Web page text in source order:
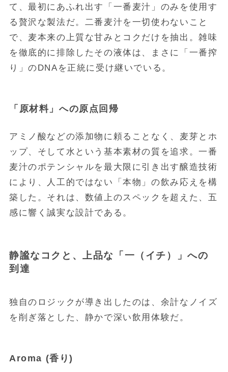
て、最初にあふれ出す「一番麦汁」のみを使用す
る贅沢な製法だ。二番麦汁を一切使わないこと
で、麦本来の上質な甘みとコクだけを抽出。雑味
を徹底的に排除したその液体は、まさに「一番搾
り」のDNAを正統に受け継いでいる。
「原材料」への原点回帰
アミノ酸などの添加物に頼ることなく、麦芽とホ
ップ、そして水という基本素材の質を追求。一番
麦汁のポテンシャルを最大限に引き出す醸造技術
により、人工的ではない「本物」の飲み応えを構
築した。それは、数値上のスペックを超えた、五
感に響く誠実な設計である。
静謐なコクと、上品な「一（イチ）」への
到達
独自のロジックが導き出したのは、余計なノイズ
を削ぎ落とした、静かで深い飲用体験だ。
Aroma (香り)